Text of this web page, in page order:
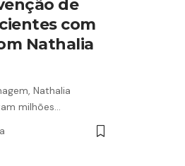
de
com
Nathalia
Nathalia
milhões…